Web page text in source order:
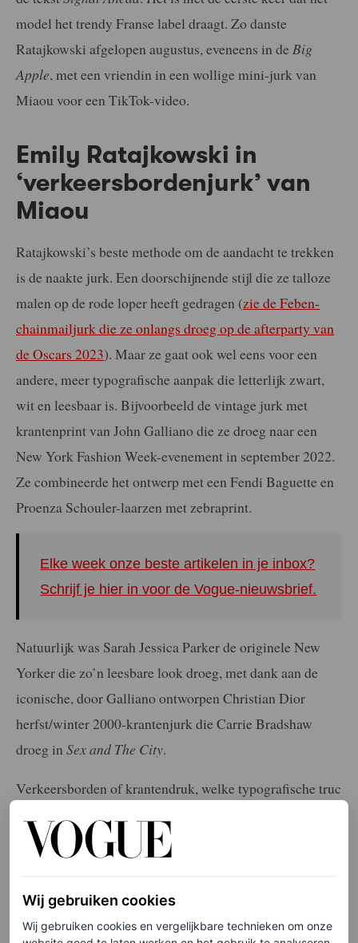
model het trendy Franse label draagt. Zo danste
Ratajkowski afgelopen augustus, eveneens in de Big
Apple, met een vriendin in een wollige mini-jurk van
Miaou voor een TikTok-video.
Emily Ratajkowski in
‘verkeersbordenjurk’ van
Miaou
Ratajkowski’s beste methode om de aandacht te trekken
is de naakte jurk. Een doorschijnende stijl die ze talloze
malen op de rode loper heeft gedragen (zie de Feben-
chainmailjurk die ze onlangs droeg op de afterparty van
de Oscars 2023). Maar ze gaat ook wel eens voor een
andere, meer typografische aanpak die letterlijk zwart,
wit en leesbaar is. Bijvoorbeeld de vintage jurk met
krantenprint van John Galliano die ze droeg naar een
New York Fashion Week-evenement in september 2022.
Ze combineerde het ontwerp met een Fendi Baguette en
Proenza Schouler-laarzen met zebraprint.
Elke week onze beste artikelen in je inbox?
Schrijf je hier in voor de Vogue-nieuwsbrief.
Natuurlijk was Sarah Jessica Parker de originele New
Yorker die zo’n leesbare look droeg, met dank aan de
iconische, door Galliano ontworpen Christian Dior
herfst/winter 2000-krantenjurk die Carrie Bradshaw
droeg in Sex and The City.
Verkeersborden of krantendruk, welke typografische truc
qua stijl stevig aan het stuur.
Wij gebruiken cookies
Wij gebruiken cookies en vergelijkbare technieken om onze